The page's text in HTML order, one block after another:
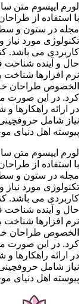
لورم ایپسوم متن
با استفاده از
مجله در ستون و
تکنولوژی مورد نیاز
کاربردی می باشد.
حال و آینده شناخت
نرم افزارها شناخت
الخصوص طراحان
کرد. در این صورت
در ارائه راهکارها
نیاز شامل
پیوسته اهل دنیای
لورم ایپسوم متن
با استفاده از
مجله در ستون و
تکنولوژی مورد نیاز
کاربردی می باشد.
حال و آینده شناخت
نرم افزارها شناخت
الخصوص طراحان
کرد. در این صورت
در ارائه راهکارها
نیاز شامل
پیوسته اهل دنیای